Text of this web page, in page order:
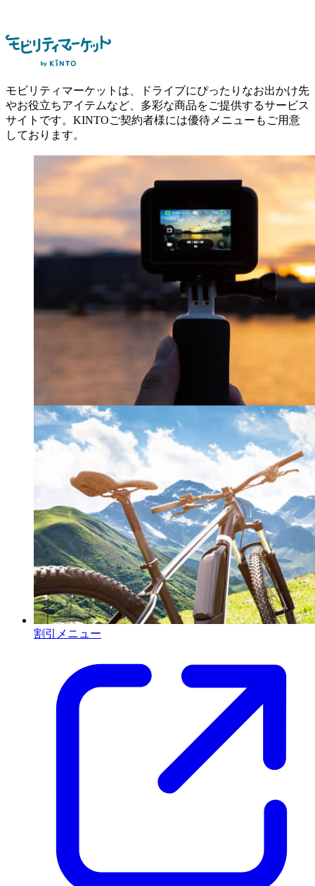
モビリティマーケットは、ドライブにぴったりなお出かけ先
やお役立ちアイテムなど、多彩な商品をご提供するサービス
サイトです。KINTOご契約者様には優待メニューもご用意
しております。
割引メニュー